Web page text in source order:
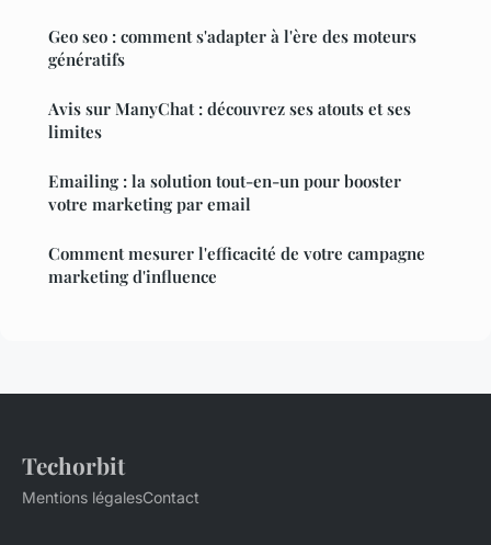
Geo seo : comment s'adapter à l'ère des moteurs
génératifs
Avis sur ManyChat : découvrez ses atouts et ses
limites
Emailing : la solution tout-en-un pour booster
votre marketing par email
Comment mesurer l'efficacité de votre campagne
marketing d'influence
Techorbit
Mentions légalesContact